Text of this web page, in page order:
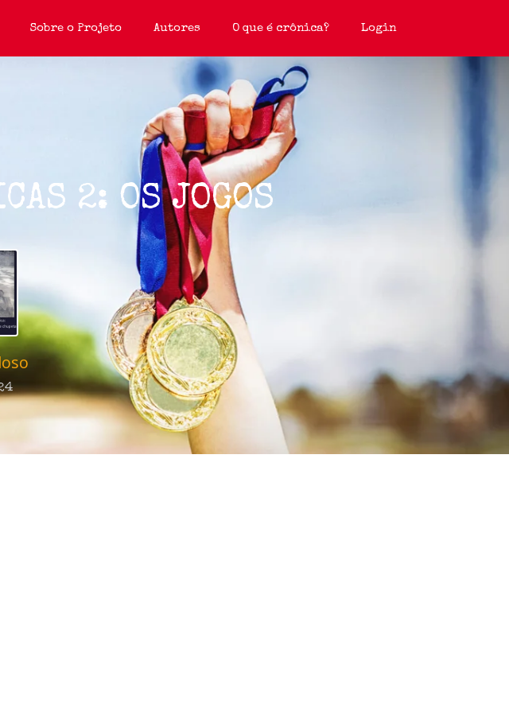
Sobre o Projeto Autores O que é crônica? Login
2: OS JOGOS